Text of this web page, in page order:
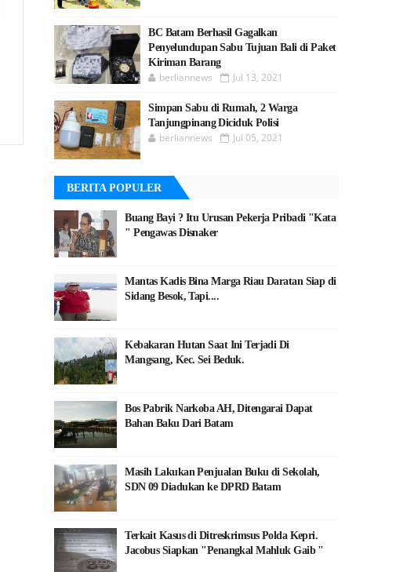
BC Batam Berhasil Gagalkan
Penyelundupan Sabu Tujuan Bali di Paket
Kiriman Barang
berliannews Jul 13, 2021
Simpan Sabu di Rumah, 2 Warga
Tanjungpinang Diciduk Polisi
berliannews Jul 05, 2021
BERITA POPULER
Buang Bayi ? Itu Urusan Pekerja Pribadi "Kata
" Pengawas Disnaker
Mantas Kadis Bina Marga Riau Daratan Siap di
Sidang Besok, Tapi....
Kebakaran Hutan Saat Ini Terjadi Di
Mangsang, Kec. Sei Beduk.
Bos Pabrik Narkoba AH, Ditengarai Dapat
Bahan Baku Dari Batam
Masih Lakukan Penjualan Buku di Sekolah,
SDN 09 Diadukan ke DPRD Batam
Terkait Kasus di Ditreskrimsus Polda Kepri.
Jacobus Siapkan "Penangkal Mahluk Gaib "